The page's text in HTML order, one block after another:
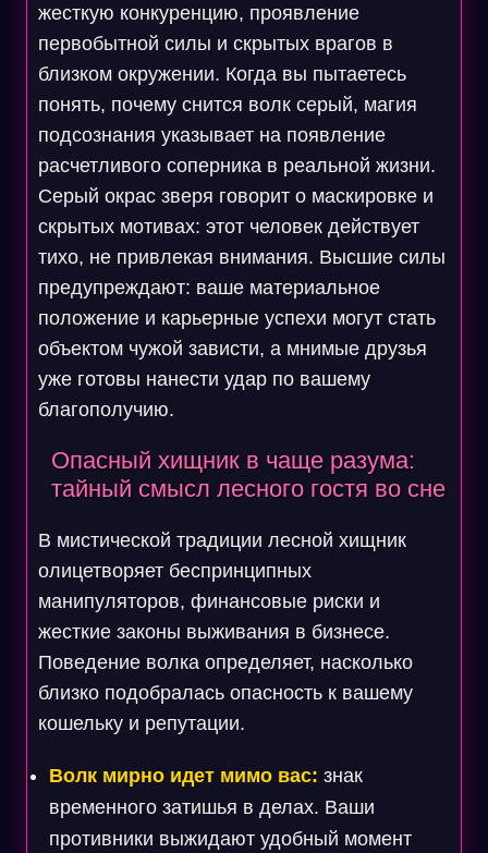
жесткую конкуренцию, проявление
первобытной силы и скрытых врагов в
близком окружении. Когда вы пытаетесь
понять, почему снится волк серый, магия
подсознания указывает на появление
расчетливого соперника в реальной жизни.
Серый окрас зверя говорит о маскировке и
скрытых мотивах: этот человек действует
тихо, не привлекая внимания. Высшие силы
предупреждают: ваше материальное
положение и карьерные успехи могут стать
объектом чужой зависти, а мнимые друзья
уже готовы нанести удар по вашему
благополучию.
Опасный хищник в чаще разума:
тайный смысл лесного гостя во сне
В мистической традиции лесной хищник
олицетворяет беспринципных
манипуляторов, финансовые риски и
жесткие законы выживания в бизнесе.
Поведение волка определяет, насколько
близко подобралась опасность к вашему
кошельку и репутации.
Волк мирно идет мимо вас: знак
временного затишья в делах. Ваши
противники выжидают удобный момент